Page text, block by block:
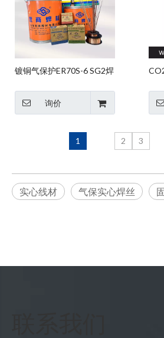
镀铜气保护ER70S-6 SG2焊
询价
1 2 3
实心线材 气保实心焊丝